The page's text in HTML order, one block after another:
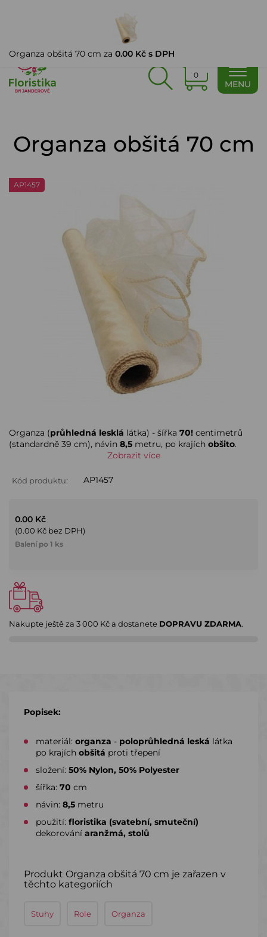
0
MENU
Organza obšitá 70 cm
AP1457
Organza (průhledná lesklá látka) - šířka 70! centimetrů
(standardně 39 cm), návin 8,5 metru, po krajích obšito.
Zobrazit více
Kód produktu: AP1457
0.00 Kč
(0.00 Kč bez DPH)
Balení po 1 ks
Nakupte ještě za 3 000 Kča dostanete DOPRAVU ZDARMA.
Organza obšitá 70 cm za 0.00 Kč s DPH
Popisek:
materiál: organza - poloprůhledná leská látka
po krajích obšitá proti třepení
složení: 50% Nylon, 50% Polyester
šířka: 70 cm
návin: 8,5 metru
použití: floristika (svatební, smuteční)
dekorování aranžmá, stolů
Produkt Organza obšitá 70 cm je zařazen v
těchto kategoriích
Stuhy Role Organza